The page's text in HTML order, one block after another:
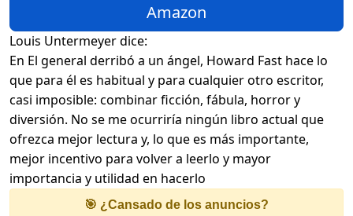
Amazon
Louis Untermeyer dice:
En El general derribó a un ángel, Howard Fast hace lo
que para él es habitual y para cualquier otro escritor,
casi imposible: combinar ficción, fábula, horror y
diversión. No se me ocurriría ningún libro actual que
ofrezca mejor lectura y, lo que es más importante,
mejor incentivo para volver a leerlo y mayor
importancia y utilidad en hacerlo
🎯 ¿Cansado de los anuncios?